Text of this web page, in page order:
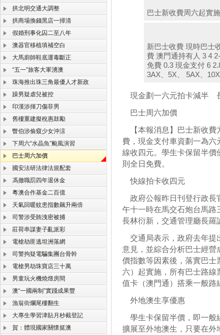
拱北明交通大調整
拱商場換錢黑店一掃清
假婚刑事化囚二至八年
澳器官移植填補空白
大馬廚師鞋底運毒斷正
“五一”旅客大軍湧澳
珠海推出珠三角最優人才新政
躁男疑虐兒被控
印漢涉揮刀傷菲男
舊樓重建擬稅惠鼓勵
瞥伯涉偷窺少女沖涼
下周六“水晶魚”颱風演習
巴士周六加價
國安法研法律法規配套
馮撤職罰四年退休金
粵澳合作基金二百億
天氣回暖蚊患指數飆升兩倍
司警涉受賄洩密被捕
莊荷串謀妻子亂派彩
電槍劫匪逃坦洲落網
司警拘疑電騙集團台骨幹
電槍男劫珠寶店三十萬
男童玩火機燒燬房間
澳“一國兩制”實踐成果豐
漁翁街爛尾樓翻生
大專生學習津貼月杪截登記
賀：體現國家關懷挺澳
巴士新收費周六起實
新巴士收費 現時巴士
費 澳門通持有人 3 4
免費 0.3 現金支付 6
3AX、5X、 5AX、
現金劃一六元拍卡減半
巴士周六加價
【本報消息】巴士新收費
費，現金支付車資劃一為
線收四元。學生卡保留半
則全日免費。
快線拍卡收四元
政府公報昨日刊登行政長
午十一時在馬交石炮台馬
長林衍新，交通管理廳長羅
交通局表示，政府去年提
意見，並綜合分析巴士經
價指數等因素後，落實巴
六）起實施，所有巴士路
值卡（澳門通）搭乘一般路
外地澳生享優惠
學生卡保留半價，即一般
擴展至外地澳生，只要在